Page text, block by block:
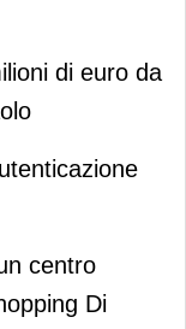
di euro da
centro
Di